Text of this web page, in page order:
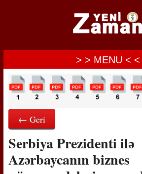
> > MENU < <
← Geri
Serbiya Prezidenti ilə
Azərbaycanın biznes